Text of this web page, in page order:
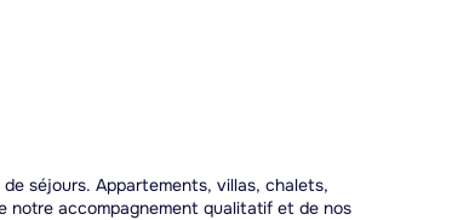
séjours. Appartements, villas, chalets,
notre accompagnement qualitatif et de nos